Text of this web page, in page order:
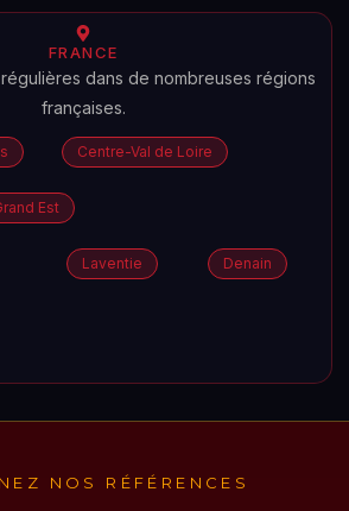
FRANCE
dans de nombreuses régions
françaises.
Centre-Val de Loire
Est
Laventie Denain
NOS RÉFÉRENCES